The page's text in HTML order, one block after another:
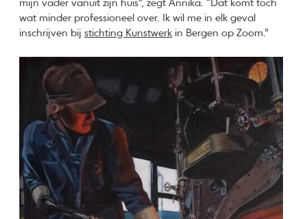
mijn vader vanuit zijn huis”, zegt Annika. “Dat komt toch
wat minder professioneel over. Ik wil me in elk geval
inschrijven bijstichting Kunstwerk in Bergen op Zoom.”